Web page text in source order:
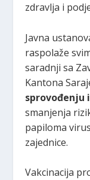
zdravlja i
Javna
raspolaže
saradnji sa
Kantona
sprovođenju
smanjenja
papiloma
zajednice.
Vakcinacija